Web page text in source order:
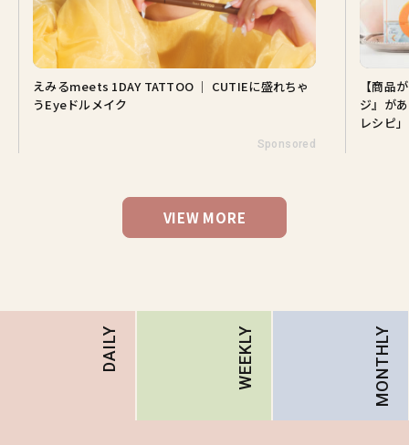
えみるmeets 1DAY TATTOO ｜ CUTIEに盛れちゃ
うEyeドルメイク
Sponsored
【商品
ジ』が
レシピ」
VIEW MORE
DAILY WEEKLY MONTHLY